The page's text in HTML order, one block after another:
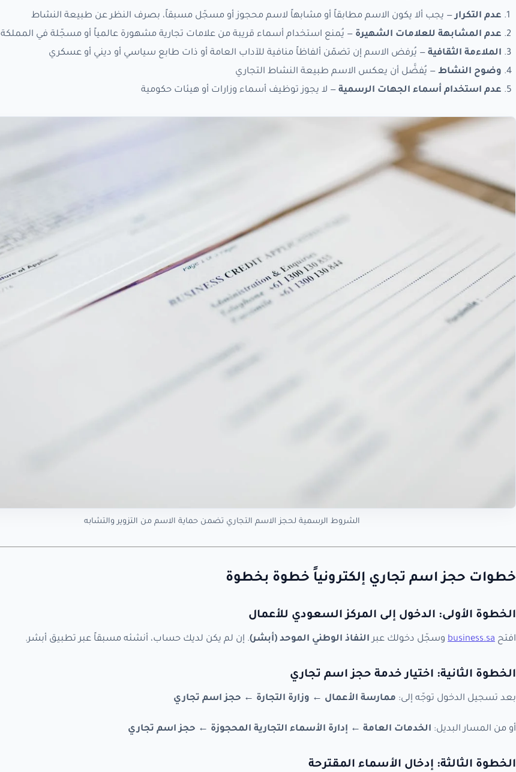
عدم التكرار— يجب ألا يكون الاسم مطابقاً أو مشابهاً لاسم محجوز أو مسجّل مسبقاً، بصرف النظر عن طبيعة النشاط
عدم المشابهة للعلامات الشهيرة — يُمنع استخدام أسماء قريبة من علامات تجارية مشهورة عالمياً أو مسجّلة في المملكة
الملاءمة الثقافية — يُرفض الاسم إن تضمّن ألفاظاً منافية للآداب العامة أو ذات طابع سياسي أو ديني أو عسكري
وضوح النشاط — يُفضَّل أن يعكس الاسم طبيعة النشاط التجاري
عدم استخدام أسماء الجهات الرسمية — لا يجوز توظيف أسماء وزارات أو هيئات حكومية
الشروط الرسمية لحجز الاسم التجاري تضمن حماية الاسم من التزوير والتشابه
خطوات حجز اسم تجاري إلكترونياً خطوة بخطوة
الخطوة الأولى: الدخول إلى المركز السعودي للأعمال
افتح business.sa وسجّل دخولك عبرالنفاذ الوطني الموحد (أبشر). إن لم يكن لديك حساب، أنشئه مسبقاً عبر تطبيق أبشر.
الخطوة الثانية: اختيار خدمة حجز اسم تجاري
بعد تسجيل الدخول توجّه إلى: ممارسة الأعمال ← وزارة التجارة ← حجز اسم تجاري
أو من المسار البديل: الخدمات العامة ← إدارة الأسماء التجارية المحجوزة ← حجز اسم تجاري
الخطوة الثالثة: إدخال الأسماء المقترحة